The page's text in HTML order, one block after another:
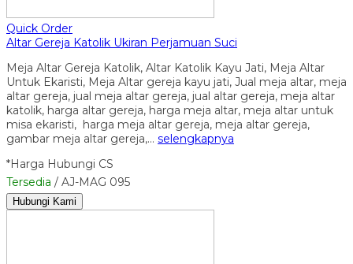
Quick Order
Altar Gereja Katolik Ukiran Perjamuan Suci
Meja Altar Gereja Katolik, Altar Katolik Kayu Jati, Meja Altar
Untuk Ekaristi, Meja Altar gereja kayu jati, Jual meja altar, meja
altar gereja, jual meja altar gereja, jual altar gereja, meja altar
katolik, harga altar gereja, harga meja altar, meja altar untuk
misa ekaristi, harga meja altar gereja, meja altar gereja,
gambar meja altar gereja,… selengkapnya
*Harga Hubungi CS
Tersedia / AJ-MAG 095
Hubungi Kami